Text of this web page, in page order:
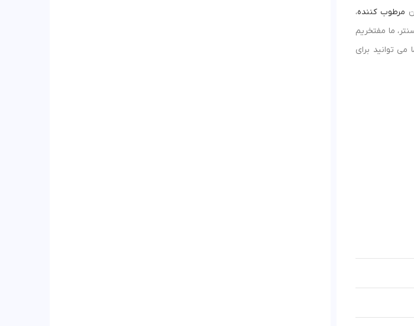
مرطوب کننده،
ما مفتخریم
توانید برای